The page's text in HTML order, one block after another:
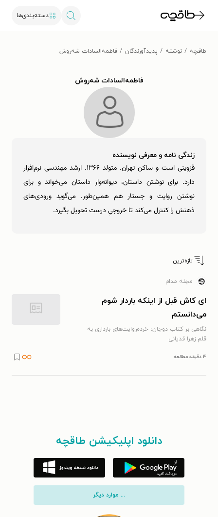
دسته‌بندی‌ها
طاقچه نوشته پدیدآورندگان فاطمه‌السادات شه‌روش
فاطمه‌السادات شه‌روش
زندگی نامه و معرفی نویسنده
قزوینی است و ساکن تهران. متولد ۱۳۶۶. ارشد مهندسی نرم‌افزار
دارد. برای نوشتن داستان، دیوانه‌وار داستان می‌خواند و برای
نوشتن روایت و جستار هم همین‌طور. می‌گوید ورودی‌های
ذهنش را کنترل می‌کند تا خروجیِ درست تحویل بگیرد.
تازه‌ترین
مجله مدام
ای کاش قبل از اینکه باردار شوم
می‌دانستم
نگاهی بر کتاب دوجان؛ خرده‌روایت‌های بارداری به
قلم زهرا قدیانی
۴ دقیقه مطالعه
دانلود اپلیکیشن طاقچه
... موارد دیگر